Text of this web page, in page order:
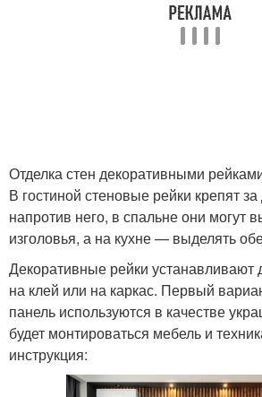
Отделка стен декоративными
В гостиной стеновые рейки крепят
напротив него, в спальне они могут
изголовья, а на кухне — выделять
Декоративные рейки устанавливают
на клей или на каркас. Первый
панель используются в качестве
будет монтироваться мебель и
инструкция: